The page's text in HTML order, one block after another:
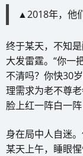
▲2018年，他
终于某天，不知
大发雷霆。“你一
不清吗？你快30
理需求为老不尊
脸上红一阵白一
身在局中人自迷
某天上午，睡眼